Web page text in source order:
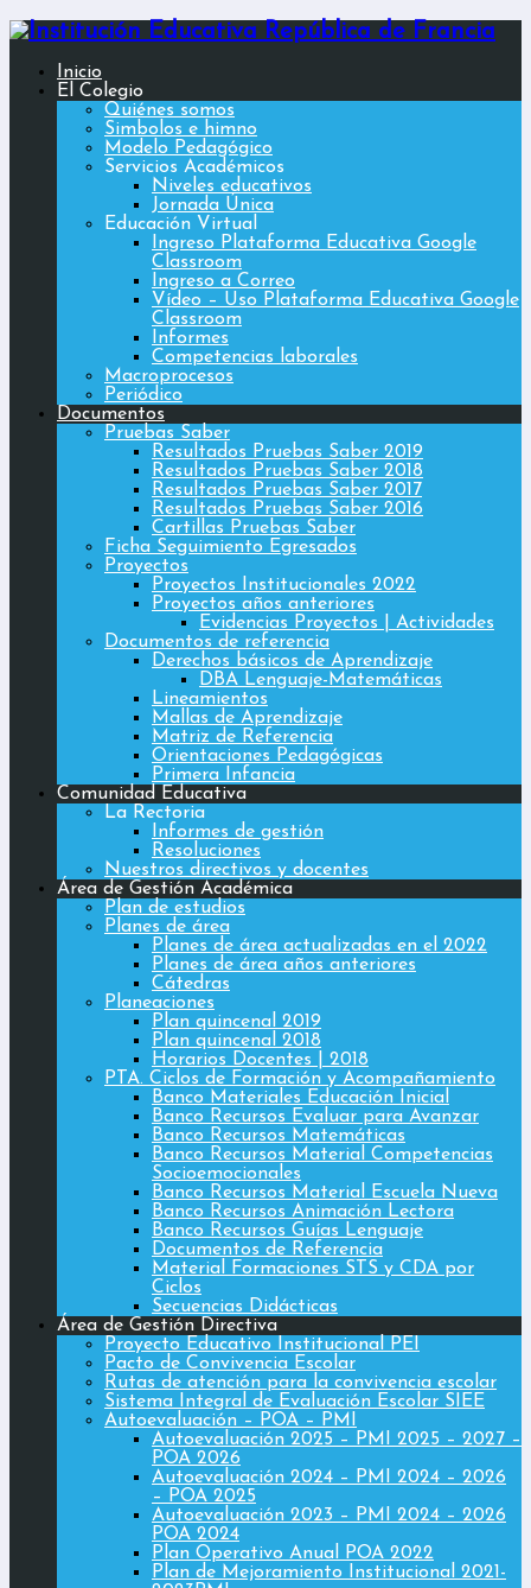
Inicio
El Colegio
Quiénes somos
Simbolos e himno
Modelo Pedagógico
Servicios Académicos
Niveles educativos
Jornada Única
Educación Virtual
Ingreso Plataforma Educativa Google
Classroom
Ingreso a Correo
Vídeo – Uso Plataforma Educativa Google
Classroom
Informes
Competencias laborales
Macroprocesos
Periódico
Documentos
Pruebas Saber
Resultados Pruebas Saber 2019
Resultados Pruebas Saber 2018
Resultados Pruebas Saber 2017
Resultados Pruebas Saber 2016
Cartillas Pruebas Saber
Ficha Seguimiento Egresados
Proyectos
Proyectos Institucionales 2022
Proyectos años anteriores
Evidencias Proyectos | Actividades
Documentos de referencia
Derechos básicos de Aprendizaje
DBA Lenguaje-Matemáticas
Lineamientos
Mallas de Aprendizaje
Matriz de Referencia
Orientaciones Pedagógicas
Primera Infancia
Comunidad Educativa
La Rectoria
Informes de gestión
Resoluciones
Nuestros directivos y docentes
Área de Gestión Académica
Plan de estudios
Planes de área
Planes de área actualizadas en el 2022
Planes de área años anteriores
Cátedras
Planeaciones
Plan quincenal 2019
Plan quincenal 2018
Horarios Docentes | 2018
PTA. Ciclos de Formación y Acompañamiento
Banco Materiales Educación Inicial
Banco Recursos Evaluar para Avanzar
Banco Recursos Matemáticas
Banco Recursos Material Competencias
Socioemocionales
Banco Recursos Material Escuela Nueva
Banco Recursos Animación Lectora
Banco Recursos Guías Lenguaje
Documentos de Referencia
Material Formaciones STS y CDA por
Ciclos
Secuencias Didácticas
Área de Gestión Directiva
Proyecto Educativo Institucional PEI
Pacto de Convivencia Escolar
Rutas de atención para la convivencia escolar
Sistema Integral de Evaluación Escolar SIEE
Autoevaluación – POA – PMI
Autoevaluación 2025 – PMI 2025 – 2027 –
POA 2026
Autoevaluación 2024 – PMI 2024 – 2026
– POA 2025
Autoevaluación 2023 – PMI 2024 – 2026
POA 2024
Plan Operativo Anual POA 2022
Plan de Mejoramiento Institucional 2021-